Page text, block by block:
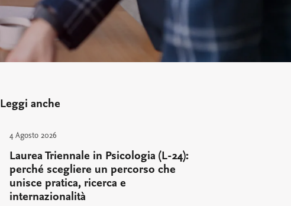
Leggi anche
4 Agosto 2026
Laurea Triennale in Psicologia (L-24):
perché scegliere un percorso che
unisce pratica, ricerca e
internazionalità